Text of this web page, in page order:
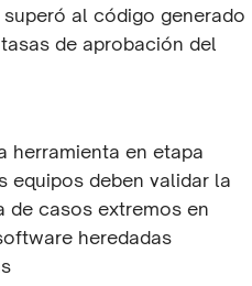
al código generado
de aprobación del
herramienta en etapa
equipos deben validar la
de casos extremos en
heredadas